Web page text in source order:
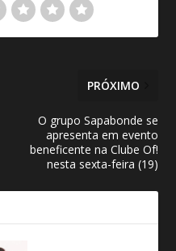
PRÓXIMO
O grupo Sapabonde se
apresenta em evento
beneficente na Clube Of!
nesta sexta-feira (19)